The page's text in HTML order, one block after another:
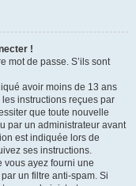
!
mot de passe. S’ils sont
avoir moins de 13 ans
les instructions reçues par
que toute nouvelle
par un administrateur avant
est indiquée lors de
ses instructions.
vous ayez fourni une
un filtre anti-spam. Si